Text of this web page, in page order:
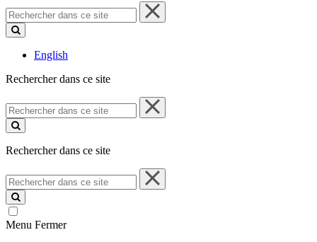
Rechercher
dans
ce
English
Rechercher dans ce site
Rechercher
dans
ce
Rechercher dans ce site
Rechercher
dans
ce
site
Menu Fermer